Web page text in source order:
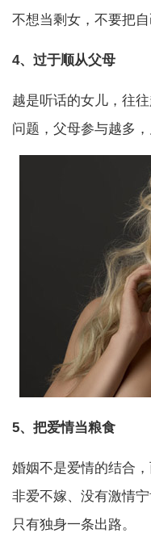
不想当剩女，不要把自
4、过于顺从父母
越是听话的女儿，往
问题，父母参与越多
5、把爱情当粮食
婚姻不是爱情的结合
非爱不嫁、没有激情
只有独身一条出路。